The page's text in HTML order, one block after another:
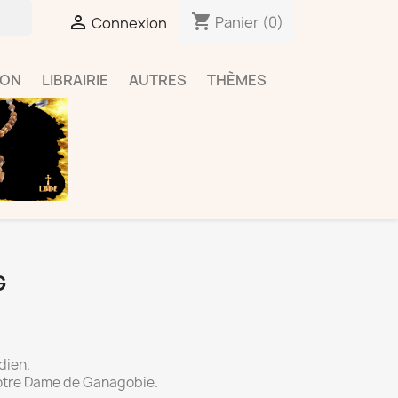
 Connexion shopping_cart Panier (0)
LIBRAIRIE AUTRES THÈMES
Dame de Ganagobie.